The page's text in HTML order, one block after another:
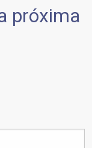
próxima